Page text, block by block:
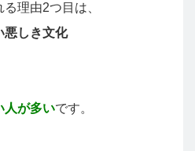
理由2つ目は、
悪しき文化
人が多いです。